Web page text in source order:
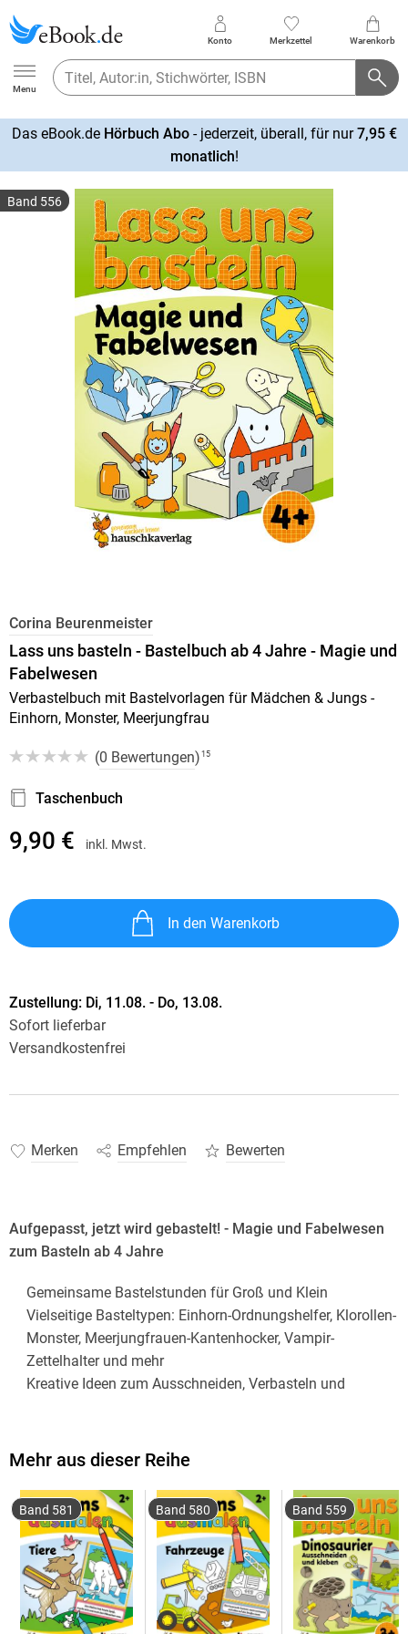
Ebook.de
Menu
Konto Merkzettel Warenkorb
Das eBook.de Hörbuch Abo- jederzeit, überall, für nur7,95 €
monatlich!
Band 556
Corina Beurenmeister
Lass uns basteln - Bastelbuch ab 4 Jahre - Magie und
Fabelwesen
Verbastelbuch mit Bastelvorlagen für Mädchen & Jungs -
Einhorn, Monster, Meerjungfrau
(0 Bewertungen) 15
Taschenbuch
9,90 € inkl. Mwst.
In den Warenkorb
Zustellung: Di, 11.08. - Do, 13.08.
Sofort lieferbar
Versandkostenfrei
Merken Empfehlen Bewerten
Aufgepasst, jetzt wird gebastelt! - Magie und Fabelwesen
zum Basteln ab 4 Jahre
Gemeinsame Bastelstunden für Groß und Klein
Vielseitige Basteltypen: Einhorn-Ordnungshelfer, Klorollen-
Monster, Meerjungfrauen-Kantenhocker, Vampir-
Zettelhalter und mehr
Kreative Ideen zum Ausschneiden, Verbasteln und
Fördert Geduld, Konzentration und Sorgfalt
Fakten zum Bastelblock
DIN-A4-Block
64 Seiten
Liebevoll farbig illustriert
Bastelideen für Klebstoff, Schere sowie weitere
Mehr aus dieser Reihe
Band 581 Band 580 Band 559